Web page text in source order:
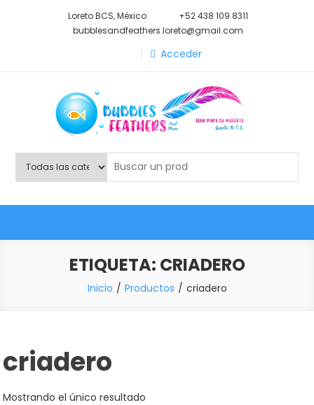
Loreto BCS, México
+52 438 109 8311
bubblesandfeathers.loreto@gmail.com
Acceder
Shop Bubbles Feathers And
More
ETIQUETA: CRIADERO
Inicio Productos criadero
criadero
Mostrando el único resultado